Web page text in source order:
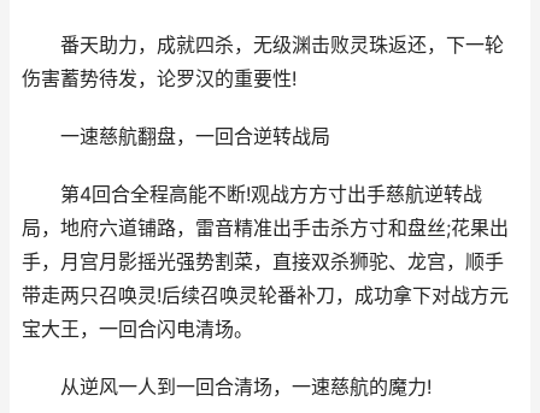
番天助力，成就四杀，无级渊击败灵珠返还，下一轮
伤害蓄势待发，论罗汉的重要性!
一速慈航翻盘，一回合逆转战局
第4回合全程高能不断!观战方方寸出手慈航逆转战
局，地府六道铺路，雷音精准出手击杀方寸和盘丝;花果出
手，月宫月影摇光强势割菜，直接双杀狮驼、龙宫，顺手
带走两只召唤灵!后续召唤灵轮番补刀，成功拿下对战方元
宝大王，一回合闪电清场。
从逆风一人到一回合清场，一速慈航的魔力!